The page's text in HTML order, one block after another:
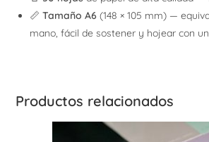
📏Tamaño A6 (148 × 105 mm) —
mano, fácil de sostener y hojear con
Productos relacionados